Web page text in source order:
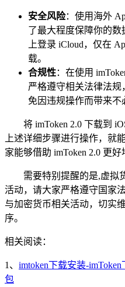
安全风险：使用海外
了最大程度保障你的
上登录 iCloud，仅在
载。
合规性：在使用
严格遵守相关法律法
免因违规操作而带来不
将 imToken 2.0 下载到
上述详细步骤进行操作，就
家能够借助 imToken 2.0 更
需要特别提醒的是,虚拟
活动，请大家严格遵守国家
与加密货币相关活动，切实
序。
相关阅读：
1、 imtoken下载安装-
包